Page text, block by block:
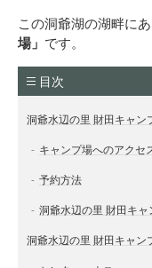
この洞爺湖の湖畔に
場」 です。
目次
洞爺水辺の里 財田キャン
キャンプ場へのアクセ
予約方法
洞爺水辺の里 財田キ
洞爺水辺の里 財田キャン